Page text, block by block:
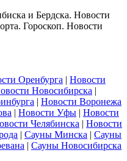
и Бердска. Новости
Гороскоп. Новости
Оренбурга | Новости
Новосибирска |
| Новости Воронежа
| Новости Уфы | Новости
Челябинска | Новости
| Сауны Минска | Сауны
| Сауны Новосибирска